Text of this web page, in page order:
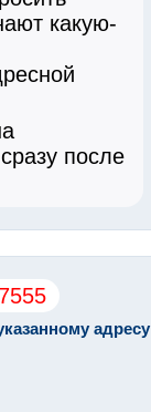
какую-
после
адресу